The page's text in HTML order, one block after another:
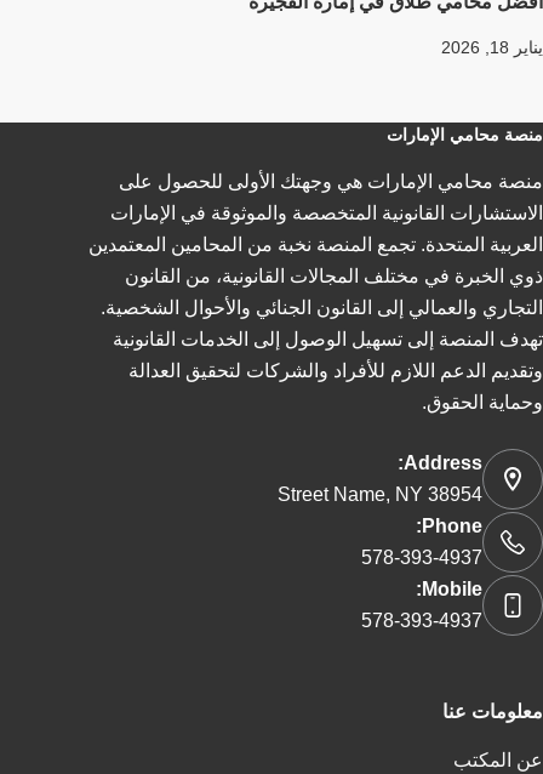
يناير 18, 2026
منصة محامي الإمارات
منصة محامي الإمارات هي وجهتك الأولى للحصول على
الاستشارات القانونية المتخصصة والموثوقة في الإمارات
العربية المتحدة. تجمع المنصة نخبة من المحامين المعتمدين
ذوي الخبرة في مختلف المجالات القانونية، من القانون
التجاري والعمالي إلى القانون الجنائي والأحوال الشخصية.
تهدف المنصة إلى تسهيل الوصول إلى الخدمات القانونية
وتقديم الدعم اللازم للأفراد والشركات لتحقيق العدالة
وحماية الحقوق.
Address:
Street Name, NY 38954
Phone:
578-393-4937
Mobile:
578-393-4937
معلومات عنا
عن المكتب